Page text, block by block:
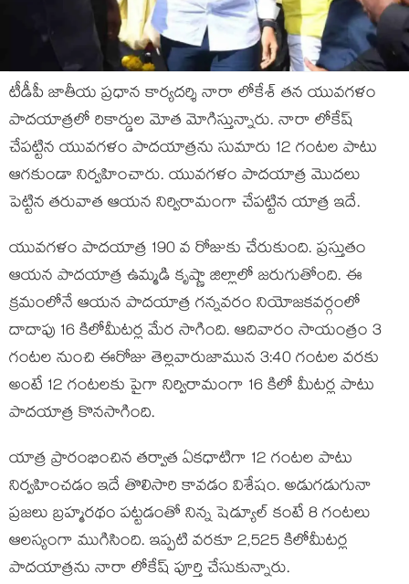
టీడీపీ జాతీయ ప్రధాన కార్యదర్శి నారా లోకేశ్ తన యువగళం
పాదయాత్రలో రికార్డుల మోత మోగిస్తున్నారు. నారా లోకేష్‌
చేపట్టిన యువగళం పాదయాత్రను సుమారు 12 గంటల పాటు
ఆగకుండా నిర్వహించారు. యువగళం పాదయాత్ర మొదలు
పెట్టిన తరువాత ఆయన నిర్విరామంగా చేపట్టిన యాత్ర ఇదే.
యువగళం పాదయాత్ర 190 వ రోజుకు చేరుకుంది. ప్రస్తుతం
ఆయన పాదయాత్ర ఉమ్మడి కృష్ణా జిల్లాలో జరుగుతోంది. ఈ
క్రమంలోనే ఆయన పాదయాత్ర గన్నవరం నియోజకవర్గంలో
దాదాపు 16 కిలోమీటర్ల మేర సాగింది. ఆదివారం సాయంత్రం 3
గంటల నుంచి ఈరోజు తెల్లవారుజామున 3:40 గంటల వరకు
అంటే 12 గంటలకు పైగా నిర్విరామంగా 16 కిలో మీటర్ల పాటు
పాదయాత్ర కొనసాగింది.
యాత్ర ప్రారంభించిన తర్వాత ఏకధాటిగా 12 గంటల పాటు
నిర్వహించడం ఇదే తొలిసారి కావడం విశేషం. అడుగడుగునా
ప్రజలు బ్రహ్మరథం పట్టడంతో నిన్న షెడ్యూల్ కంటే 8 గంటలు
ఆలస్యంగా ముగిసింది. ఇప్పటి వరకూ 2,525 కిలోమీటర్ల
పాదయాత్రను నారా లోకేష్ పూర్తి చేసుకున్నారు.